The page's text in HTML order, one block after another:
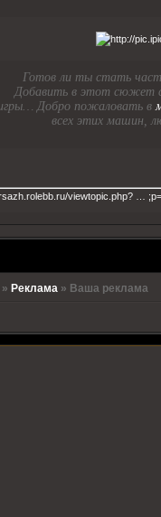
Готов ли ты стать
Добавить в этот сюжет
Добро пожаловать в
всех этих машин,
viewtopic.php? …
»Реклама » Ваша реклама